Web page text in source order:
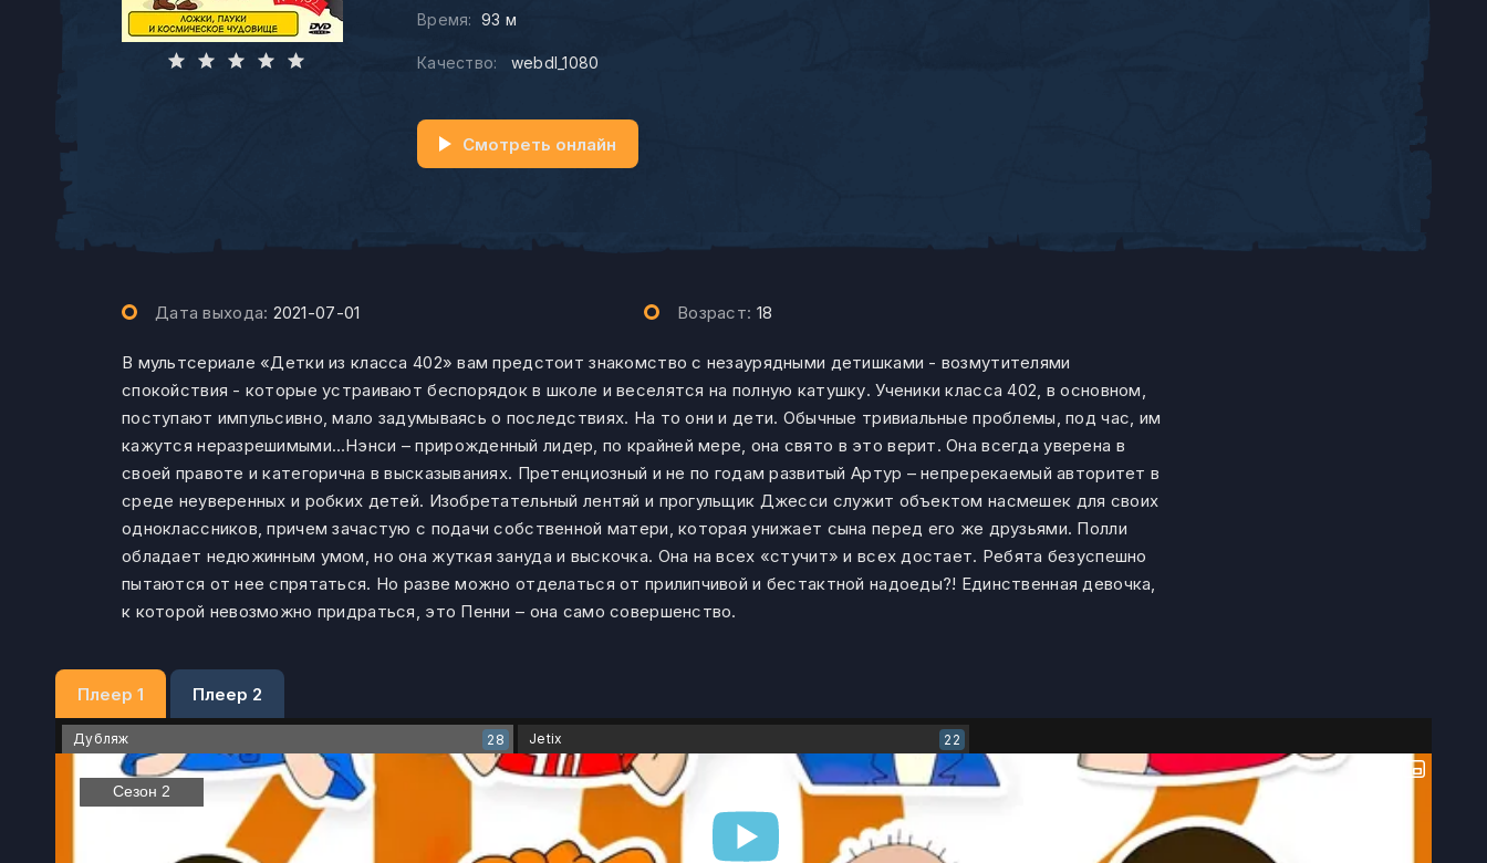
Время: 93 м
Качество: webdl_1080
Смотреть онлайн
Дата выхода: 2021-07-01 Возраст: 18
В мультсериале «Детки из класса 402» вам предстоит знакомство с незаурядными детишками - возмутителями
спокойствия - которые устраивают беспорядок в школе и веселятся на полную катушку. Ученики класса 402, в основном,
поступают импульсивно, мало задумываясь о последствиях. На то они и дети. Обычные тривиальные проблемы, под час, им
кажутся неразрешимыми…Нэнси – прирожденный лидер, по крайней мере, она свято в это верит. Она всегда уверена в
своей правоте и категорична в высказываниях. Претенциозный и не по годам развитый Артур – непререкаемый авторитет в
среде неуверенных и робких детей. Изобретательный лентяй и прогульщик Джесси служит объектом насмешек для своих
одноклассников, причем зачастую с подачи собственной матери, которая унижает сына перед его же друзьями. Полли
обладает недюжинным умом, но она жуткая зануда и выскочка. Она на всех «стучит» и всех достает. Ребята безуспешно
пытаются от нее спрятаться. Но разве можно отделаться от прилипчивой и бестактной надоеды?! Единственная девочка,
к которой невозможно придраться, это Пенни – она само совершенство.
Плеер 1 Плеер 2
Дубляж 28 Jetix 22